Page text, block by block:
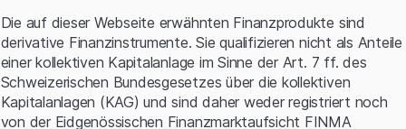
wir uns auf den Aufbau und das Wachstum unserer
Geschäfte für die Zukunft», erklärte Zaslav bei der
Zahlenvorlage. Der Start sei grossartig verlaufen. Der
CEO verwiess unter anderem auf den Erfolg der HBO-
Serie «The Last of Us», Rekordumsätze mit dem
Videospiel «Hogwarts Legacy» oder die Pläne der DC
Die auf dieser Webseite erwähnten Finanzprodukte sind
derivative Finanzinstrumente. Sie qualifizieren nicht als Anteile
einer kollektiven Kapitalanlage im Sinne der Art. 7 ff. des
Schweizerischen Bundesgesetzes über die kollektiven
Kapitalanlagen (KAG) und sind daher weder registriert noch
von der Eidgenössischen Finanzmarktaufsicht FINMA